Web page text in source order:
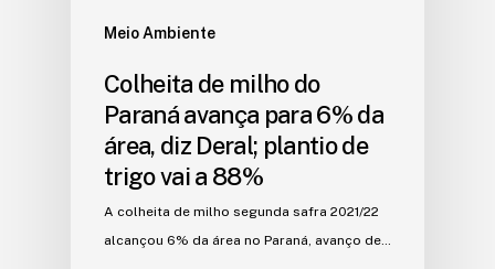
Meio Ambiente
Colheita de milho do
Paraná avança para 6% da
área, diz Deral; plantio de
trigo vai a 88%
A colheita de milho segunda safra 2021/22
alcançou 6% da área no Paraná, avanço de…